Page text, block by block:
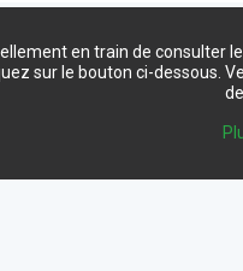
en train de consulter
sur le bouton ci-dessous.